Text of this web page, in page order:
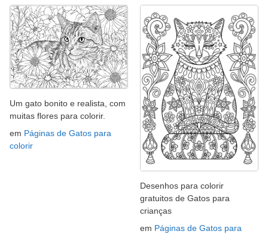
Um gato bonito e realista, com
muitas flores para colorir.
em Páginas de Gatos para
colorir
Desenhos para colorir
gratuitos de Gatos para
crianças
em Páginas de Gatos para